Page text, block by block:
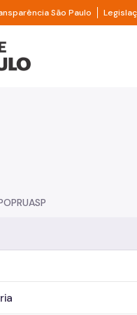
de acesso à informação
São Paulo Divisor
São